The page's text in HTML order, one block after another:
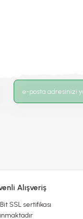
Alışveriş
SSL sertifikası